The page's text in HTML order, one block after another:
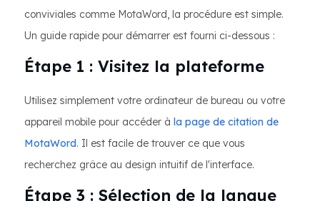
conviviales comme MotaWord, la procédure est simple.
Un guide rapide pour démarrer est fourni ci-dessous :
Étape 1 : Visitez la plateforme
Utilisez simplement votre ordinateur de bureau ou votre
appareil mobile pour accéder à la page de citation de
MotaWord. Il est facile de trouver ce que vous
recherchez grâce au design intuitif de l'interface.
Étape 3 : Sélection de la langue